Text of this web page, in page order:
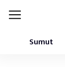
Sumut